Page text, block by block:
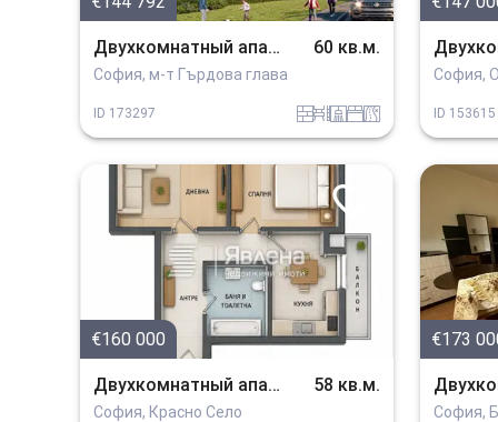
Двухкомнатный апартамент 60 кв.м.
София, м-т Гърдова глава
ID 173297 tuhlaobzavejdne_0 sanitarno_pomeshtenie spalniav_blizost_do_asfaltiran_put
София,
ID 153615
€160 000
Двухкомнатный апартамент 58 кв.м.
София, Красно Село
€173
София,